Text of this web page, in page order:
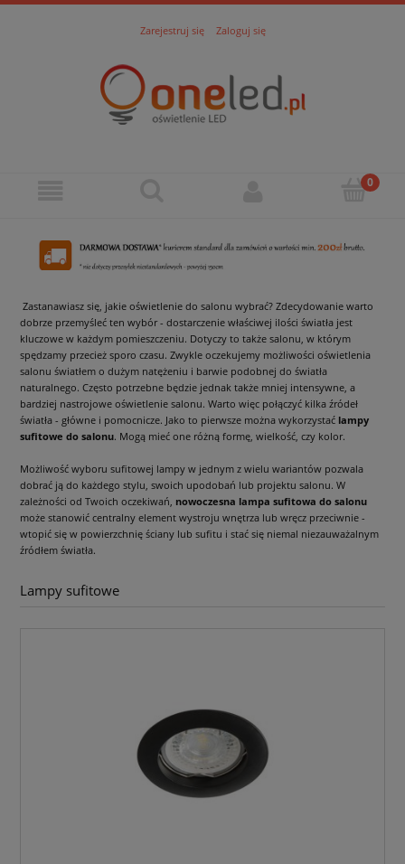
Zarejestruj się Zaloguj się
Zastanawiasz się, jakie oświetlenie do salonu wybrać? Zdecydowanie warto
dobrze przemyśleć ten wybór - dostarczenie właściwej ilości światła jest
kluczowe w każdym pomieszczeniu. Dotyczy to także salonu, w którym
spędzamy przecież sporo czasu. Zwykle oczekujemy możliwości oświetlenia
salonu światłem o dużym natężeniu i barwie podobnej do światła
naturalnego. Często potrzebne będzie jednak także mniej intensywne, a
bardziej nastrojowe oświetlenie salonu. Warto więc połączyć kilka źródeł
światła - główne i pomocnicze. Jako to pierwsze można wykorzystać lampy
sufitowe do salonu. Mogą mieć one różną formę, wielkość, czy kolor.
Możliwość wyboru sufitowej lampy w jednym z wielu wariantów pozwala
dobrać ją do każdego stylu, swoich upodobań lub projektu salonu. W
zależności od Twoich oczekiwań, nowoczesna lampa sufitowa do salonu
może stanowić centralny element wystroju wnętrza lub wręcz przeciwnie -
wtopić się w powierzchnię ściany lub sufitu i stać się niemal niezauważalnym
źródłem światła.
Lampy sufitowe